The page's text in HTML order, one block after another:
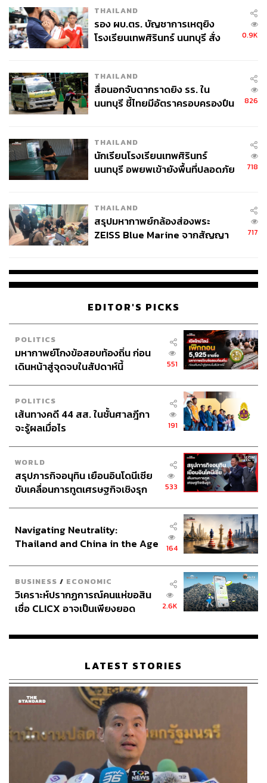
THAILAND
รอง ผบ.ตร. บัญชาการเหตุยิง
โรงเรียนเทพศิรินทร์ นนทบุรี สั่ง
0.9K
THAILAND
สื่อนอกจับตากราดยิง รร. ใน
นนทบุรี ชี้ไทยมีอัตราครอบครองปืน
826
THAILAND
นักเรียนโรงเรียนเทพศิรินทร์
นนทบุรี อพยพเข้ายังพื้นที่ปลอดภัย
718
THAILAND
สรุปมหากาพย์กล้องส่องพระ
ZEISS Blue Marine จากสัญญา
จ่ายหนี้-แอบระบุแบรนด์
717
EDITOR'S PICKS
POLITICS
มหากาพย์โกงข้อสอบท้องถิ่น ก่อน
เดินหน้าสู่จุดจบในสัปดาห์นี้
551
POLITICS
เส้นทางคดี 44 สส. ในชั้นศาลฎีกา
จะรู้ผลเมื่อไร
191
WORLD
สรุปภารกิจอนุทิน เยือนอินโดนีเซีย
ขับเคลื่อนการทูตเศรษฐกิจเชิงรุก
533
Navigating Neutrality:
Thailand and China in the Age
164
BUSINESS / ECONOMIC
วิเคราะห์ปรากฏการณ์คนแห่ขอสิน
เชื่อ CLICX อาจเป็นเพียงยอด
เรือนไทยที่ถูกซุกไว้
2.6K
LATEST STORIES